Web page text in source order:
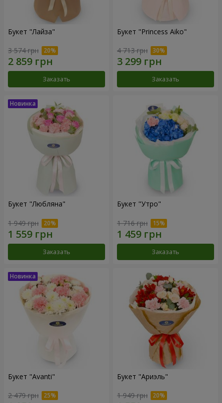
Букет "Лайза"
3 574 грн
Заказать
Букет "Princess Aiko"
4 713 грн
Заказать
Букет "Любляна"
1 949 грн
Заказать
Букет "Утро"
1 716 грн
Заказать
Букет "Avanti"
2 479 грн
Букет "Ариэль"
1 949 грн